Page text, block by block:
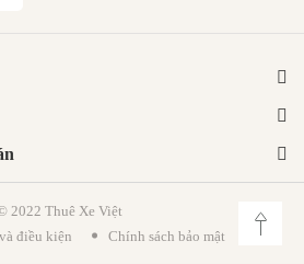
2022 Thuê Xe Việt
điều kiện
Chính sách bảo mật